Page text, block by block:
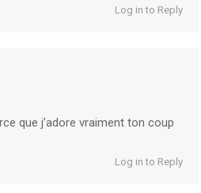
Log in to Reply
que j’adore vraiment ton coup
Log in to Reply